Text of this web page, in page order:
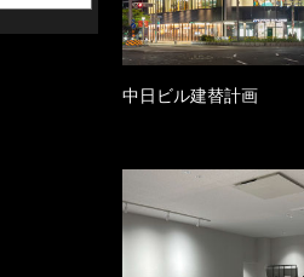
中日ビル建替計画